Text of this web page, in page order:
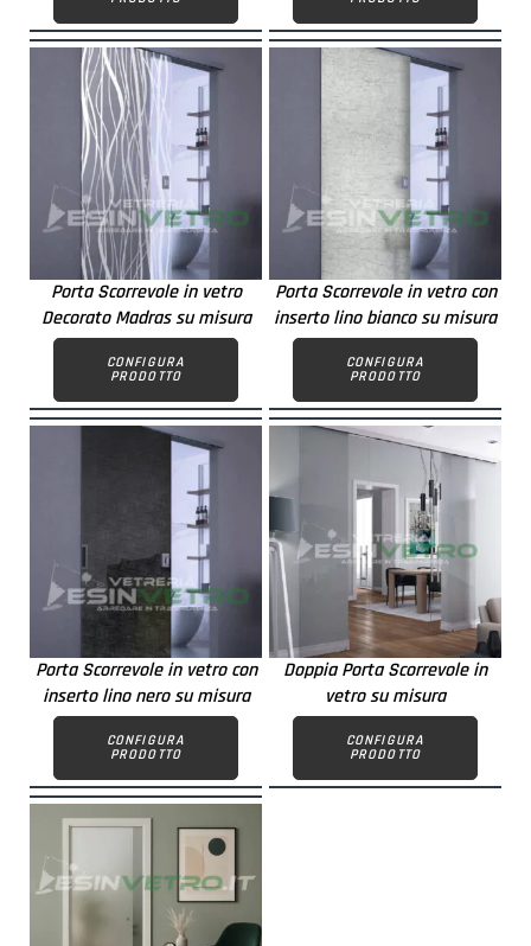
Porta Scorrevole in vetro
Decorato Madras su misura
CONFIGURA
PRODOTTO
Porta Scorrevole in vetro con
inserto lino bianco su misura
CONFIGURA
PRODOTTO
Porta Scorrevole in vetro con
inserto lino nero su misura
CONFIGURA
PRODOTTO
Doppia Porta Scorrevole in
vetro su misura
CONFIGURA
PRODOTTO